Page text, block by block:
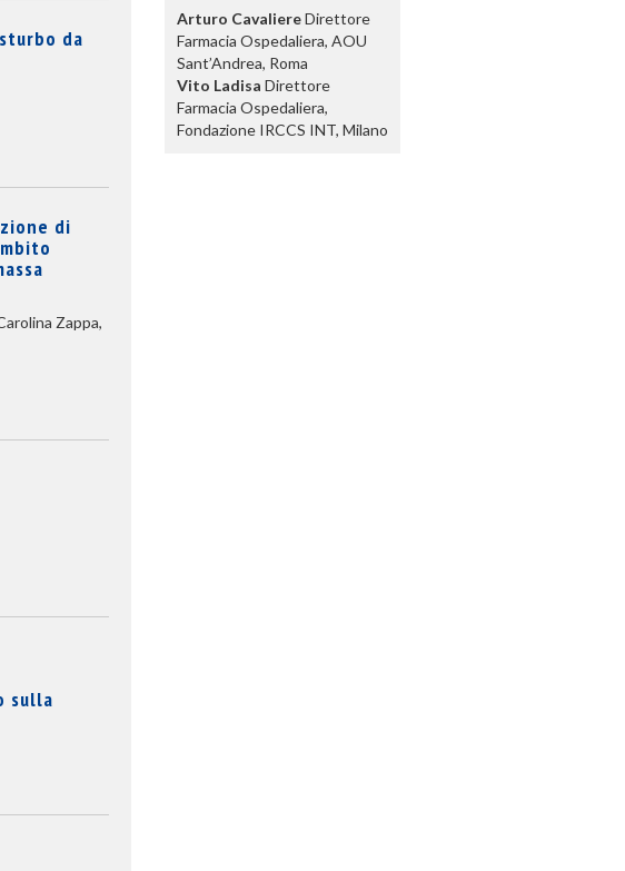
da
di
Zappa,
sulla
Arturo CavaliereDirettore
Farmacia Ospedaliera, AOU
Sant’Andrea, Roma
Vito Ladisa Direttore
Farmacia Ospedaliera,
Fondazione IRCCS INT, Milano